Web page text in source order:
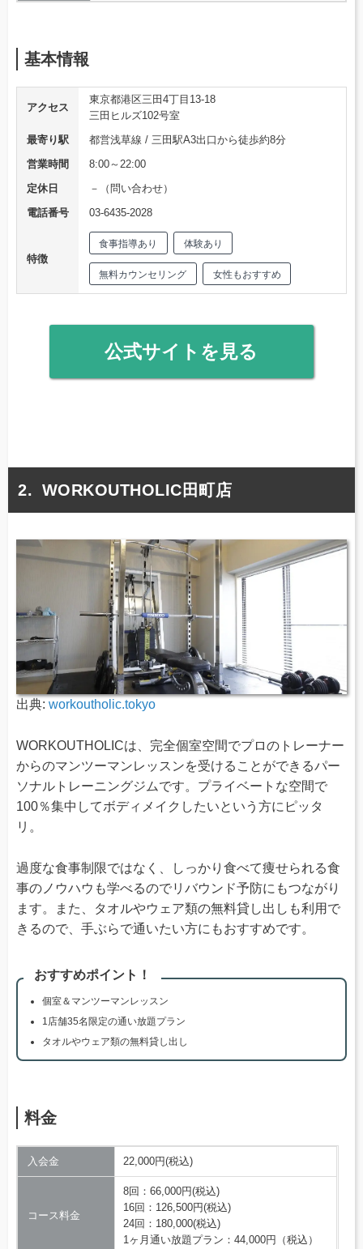
基本情報
アクセス
東京都港区三田4丁目13-18
三田ヒルズ102号室
最寄り駅
都営浅草線 / 三田駅A3出口から徒歩約8分
営業時間
8:00～22:00
定休日
－（問い合わせ）
電話番号
03-6435-2028
特徴
食事指導あり 体験あり
無料カウンセリング 女性もおすすめ
公式サイトを見る
WORKOUTHOLIC田町店
出典: workoutholic.tokyo
WORKOUTHOLICは、完全個室空間でプロのトレーナー
からのマンツーマンレッスンを受けることができるパー
ソナルトレーニングジムです。プライベートな空間で
100％集中してボディメイクしたいという方にピッタ
リ。
過度な食事制限ではなく、しっかり食べて痩せられる食
事のノウハウも学べるのでリバウンド予防にもつながり
ます。また、タオルやウェア類の無料貸し出しも利用で
きるので、手ぶらで通いたい方にもおすすめです。
おすすめポイント！
個室＆マンツーマンレッスン
1店舗35名限定の通い放題プラン
タオルやウェア類の無料貸し出し
料金
入会金 22,000円(税込)
コース料金
8回：66,000円(税込)
16回：126,500円(税込)
24回：180,000(税込)
1ヶ月通い放題プラン：44,000円（税込）